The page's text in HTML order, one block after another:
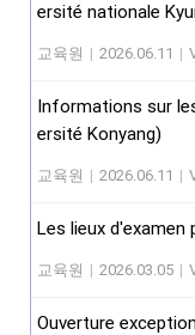
ersité nationale
교육원 | 2026.06.11 |
Informations sur
ersité Konyang)
교육원 | 2026.06.11 |
Les lieux d'examen
교육원 | 2026.03.05 |
Ouverture